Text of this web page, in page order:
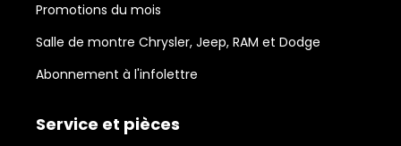
Promotions du mois
Salle de montre Chrysler, Jeep, RAM et Dodge
Abonnement à l'infolettre
Service et pièces